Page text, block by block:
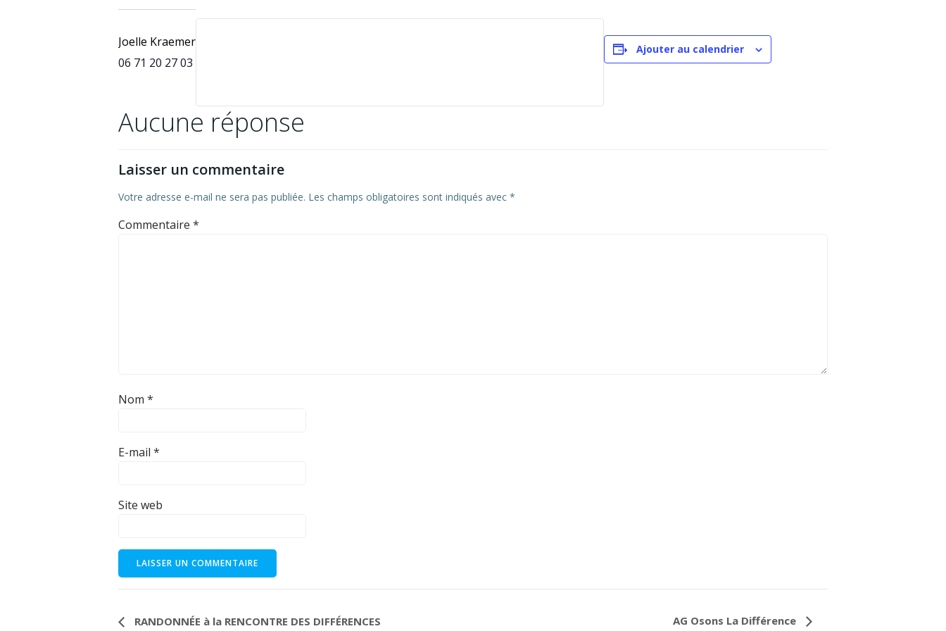
Joelle Kraemer
06 71 20 27 03
Ajouter au calendrier
Aucune réponse
Laisser un commentaire
Votre adresse e-mail ne sera pas publiée. Les champs obligatoires sont indiqués avec *
Commentaire *
Nom *
E-mail *
Site web
RANDONNÉE à la RENCONTRE DES DIFFÉRENCES
AG Osons La Différence